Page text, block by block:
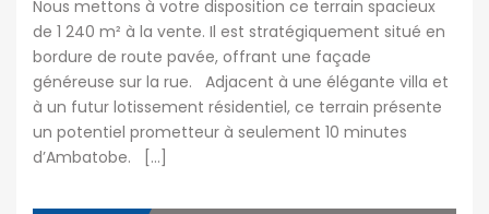
Nous mettons à votre disposition ce terrain spacieux
de 1 240 m² à la vente. Il est stratégiquement situé en
bordure de route pavée, offrant une façade
généreuse sur la rue. Adjacent à une élégante villa et
à un futur lotissement résidentiel, ce terrain présente
un potentiel prometteur à seulement 10 minutes
d’Ambatobe. […]